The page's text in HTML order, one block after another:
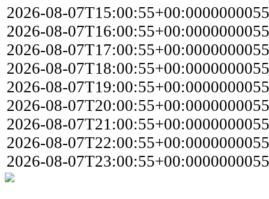
2026-08-
2026-08-
2026-08-
2026-08-
2026-08-
2026-08-
2026-08-
2026-08-
2026-08-